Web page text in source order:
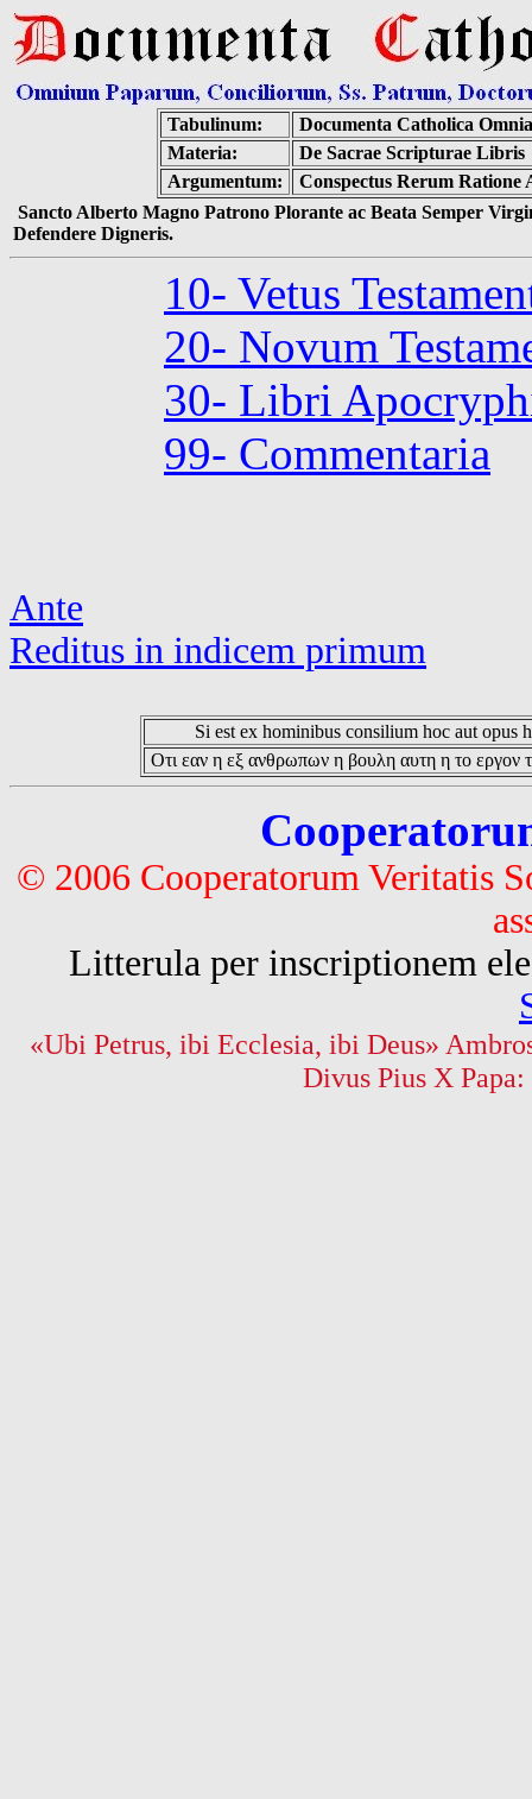
Tabulinum:
Documenta Catholica Omnia
Materia:
De Sacrae Scripturae Libris
Argumentum:
Conspectus Rerum
Sancto Alberto Magno Patrono Plorante ac Beata Semper
Defendere Digneris.
10- Vetus
20- Novum
30- Libri
99- Commentaria
Ante
Reditus in indicem primum
Si est ex hominibus consilium hoc aut opus
Οτι εαν η εξ ανθρωπων η βουλη αυτη η το εργον
© 2006 Cooperatorum Veritatis
Litterula per inscriptionem
«Ubi Petrus, ibi Ecclesia, ibi Deus»
Divus Pius X Papa: